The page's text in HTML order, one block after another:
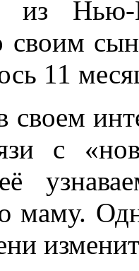
из
своим
11
своем
с
маму.